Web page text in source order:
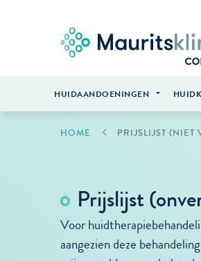
HUIDAANDOENINGEN
HOME
Prijslijst
Voor
aangezien deze